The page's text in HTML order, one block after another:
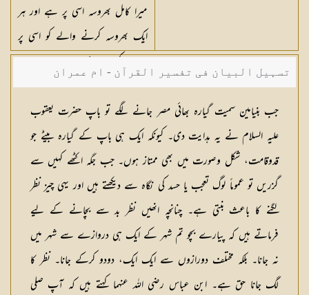
میرا کامل بھروسہ اسی پر ہے اور ہر
ایک بھروسہ کرنے والے کو اسی پر
بھروسہ کرنا چاہیئے۔
تسہیل البیان فی تفسیر القرآن - ام عمران
شکیلہ بنت میاں فضل حسین
جب بنیامین سمیت گیارہ بھائی مصر جانے لگے تو باپ حضرت یعقوب
علیہ السلام نے یہ ہدایت دی۔ کیونکہ ایک ہی باپ کے گیارہ بیٹے جو
قدوقامت، شکل وصورت میں بھی ممتاز ہوں۔ جب جگہ اکٹھے کہیں سے
گزریں تو عموماً لوگ تعجب یا حسد کی نگاہ سے دیکھتے ہیں اور یہی چیز نظر
لگنے کا باعث بنتی ہے۔ چنانچہ انھیں نظر بد سے بچانے کے لیے
فرماتے ہیں کہ پیارے بچو تم شہر کے ایک ہی دروازے سے شہر میں
نہ جانا۔ بلکہ مختلف دورازوں سے ایک ایک، دودو کرکے جانا۔ نظر کا
لگ جانا حق ہے۔ ابن عباس رضی اللہ عنہما کہتے ہیں کہ آپ صلی